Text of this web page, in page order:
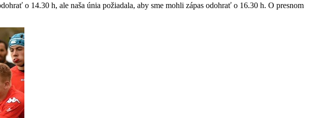
o 14.30 h, ale naša únia požiadala, aby sme mohli zápas odohrať o 16.30 h. O presnom